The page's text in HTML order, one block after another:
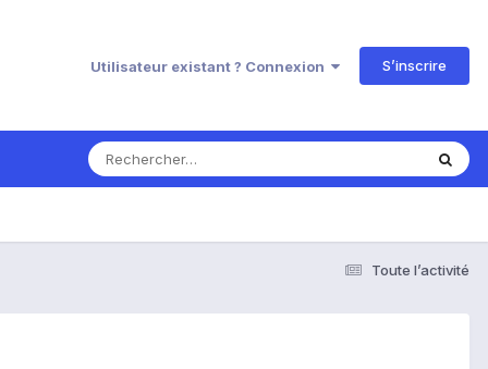
Utilisateur existant ? Connexion S’inscrire
Toute l’activité